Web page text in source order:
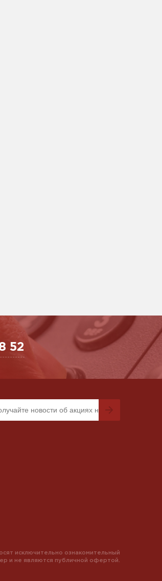
52
исключительно ознакомительный
и не являются публичной офертой.